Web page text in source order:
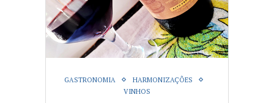
GASTRONOMIA
HARMONIZAÇÕES
VINHOS